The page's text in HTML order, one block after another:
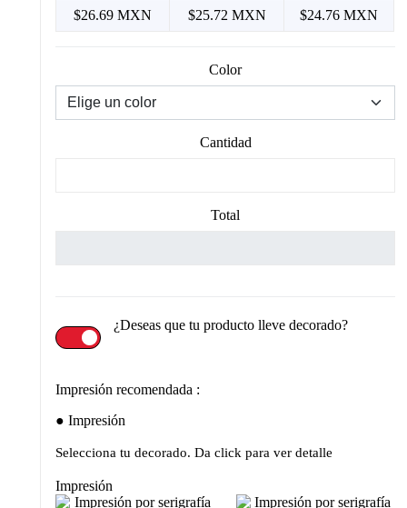
$26.69 MXN $25.72 MXN $24.76 MXN
Color
Cantidad
Total
¿Deseas que tu producto lleve decorado?
Impresión recomendada :
Impresión
Selecciona tu decorado. Da click para ver detalle
Impresión